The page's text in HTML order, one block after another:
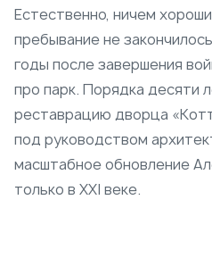
Естественно, ничем
пребывание не
годы после завершения
про парк. Порядка десяти
реставрацию дворца
под руководством
масштабное обновление
только в XXI веке.